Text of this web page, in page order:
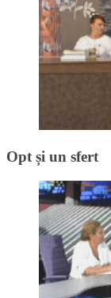
Opt și un sfert